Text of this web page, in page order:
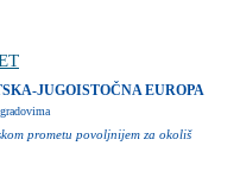
JUGOISTOČNA EUROPA
prometu povoljnijem za okoliš